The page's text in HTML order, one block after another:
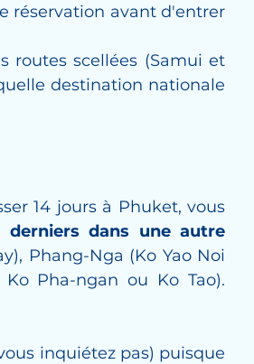
réservation avant d'entrer
routes scellées (Samui et
destination nationale
14 jours à Phuket, vous
dans une autre
Phang-Nga (Ko Yao Noi
Pha-ngan ou Ko Tao).
inquiétez pas) puisque